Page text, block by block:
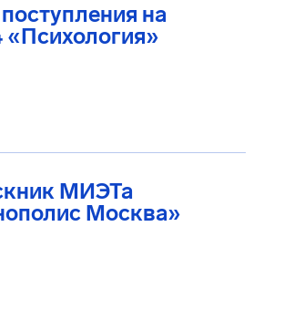
на
«Психология»
МИЭТа
Москва»